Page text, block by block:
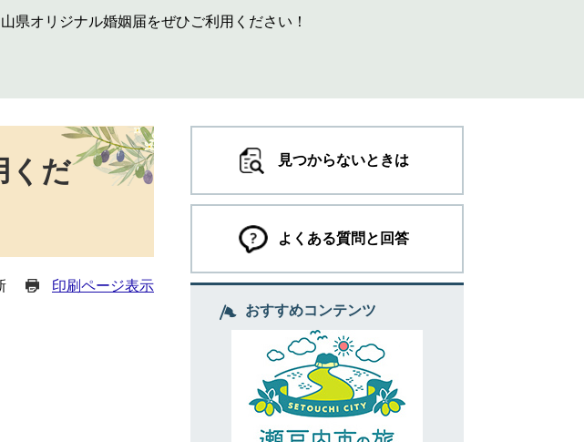
ス
県オリジナル婚姻届をぜひご利用ください！
くだ
印刷ページ表示
見つからないときは
よくある質問と回答
おすすめコンテンツ